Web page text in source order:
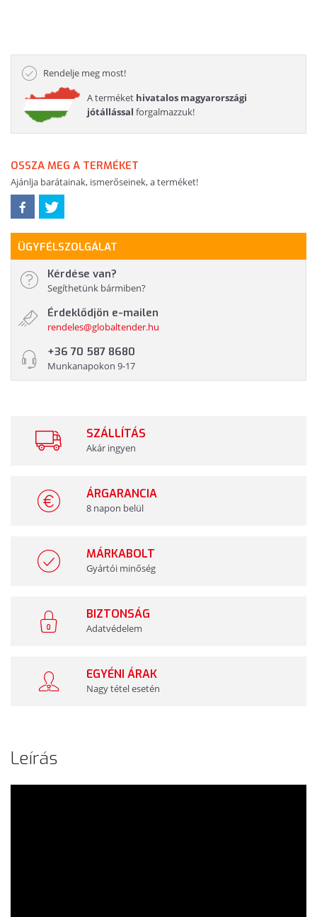
Rendelje meg most!
A terméket hivatalos magyarországi
jótállással forgalmazzuk!
OSSZA MEG A TERMÉKET
Ajánlja barátainak, ismerőseinek, a terméket!
ÜGYFÉLSZOLGÁLAT
Kérdése van?
Segíthetünk bármiben?
Érdeklődjön e-mailen
rendeles@globaltender.hu
+36 70 587 8680
Munkanapokon 9-17
SZÁLLÍTÁS
Akár ingyen
ÁRGARANCIA
8 napon belül
MÁRKABOLT
Gyártói minőség
BIZTONSÁG
Adatvédelem
EGYÉNI ÁRAK
Nagy tétel esetén
Leírás